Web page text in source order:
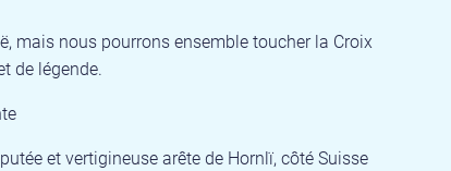
mais nous pourrons ensemble toucher la Croix
de légende.
et vertigineuse arête de Hornlï, côté Suisse